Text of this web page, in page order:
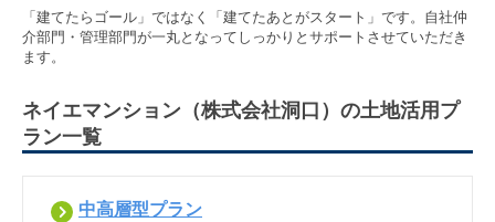
「建てたらゴール」ではなく「建てたあとがスタート」です。自社仲
介部門・管理部門が一丸となってしっかりとサポートさせていただき
ます。
ネイエマンション（株式会社洞口）の土地活用プ
ラン一覧
中高層型プラン